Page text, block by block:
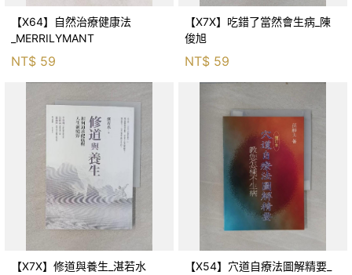
【X64】自然治療健康法
_MERRILYMANT
NT$ 59
【X7X】吃錯了當然會生病_陳
俊旭
NT$ 59
【X7X】修道與養生_湛若水
【X54】穴道自療法圖解精要_